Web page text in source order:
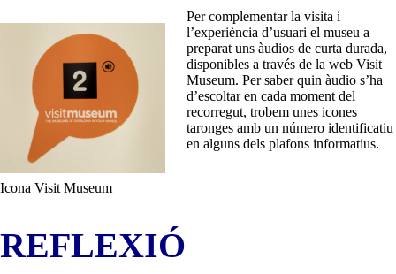
Icona Visit Museum
Per complementar la visita i
l’experiència d’usuari el museu a
preparat uns àudios de curta durada,
disponibles a través de la web Visit
Museum. Per saber quin àudio s’ha
d’escoltar en cada moment del
recorregut, trobem unes icones
taronges amb un número identificatiu
en alguns dels plafons informatius.
REFLEXIÓ